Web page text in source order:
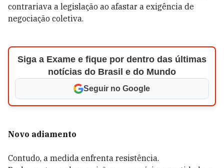
contrariava a legislação ao afastar a exigência de
negociação coletiva.
Siga a Exame e fique por dentro das últimas
notícias do Brasil e do Mundo
Seguir no Google
Novo adiamento
Contudo, a medida enfrenta resistência.